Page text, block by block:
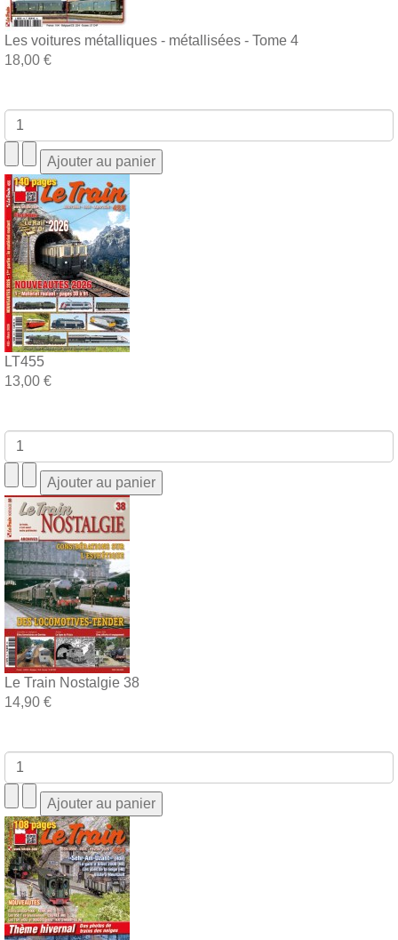
Les voitures métalliques - métallisées - Tome 4
18,00 €
LT455
13,00 €
Le Train Nostalgie 38
14,90 €